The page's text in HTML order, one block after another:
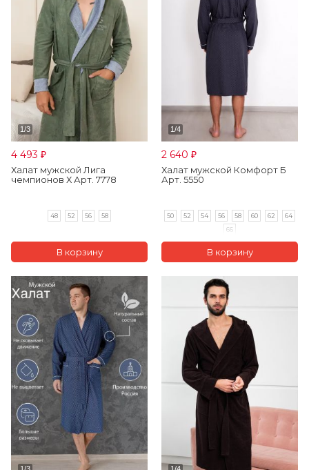
4 493 ₽
Халат мужской Лига
чемпионов Х Арт. 7778
48 52 56 58
2 640 ₽
Халат мужской Комфорт Б
Арт. 5550
50 52 54 56 58 60 62
64
66